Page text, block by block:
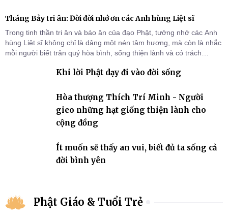
Tháng Bảy tri ân: Đời đời nhớ ơn các Anh hùng Liệt sĩ
Trong tinh thần tri ân và báo ân của đạo Phật, tưởng nhớ các Anh
hùng Liệt sĩ không chỉ là dâng một nén tâm hương, mà còn là nhắc
mỗi người biết trân quý hòa bình, sống thiện lành và có trách
Khi lời Phật dạy đi vào đời sống
Hòa thượng Thích Trí Minh - Người
gieo những hạt giống thiện lành cho
cộng đồng
Ít muốn sẽ thấy an vui, biết đủ ta sống cả
đời bình yên
Phật Giáo & Tuổi Trẻ